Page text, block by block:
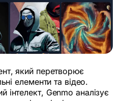
який перетворює
елементи та відео.
інтелект, Genmo аналізує